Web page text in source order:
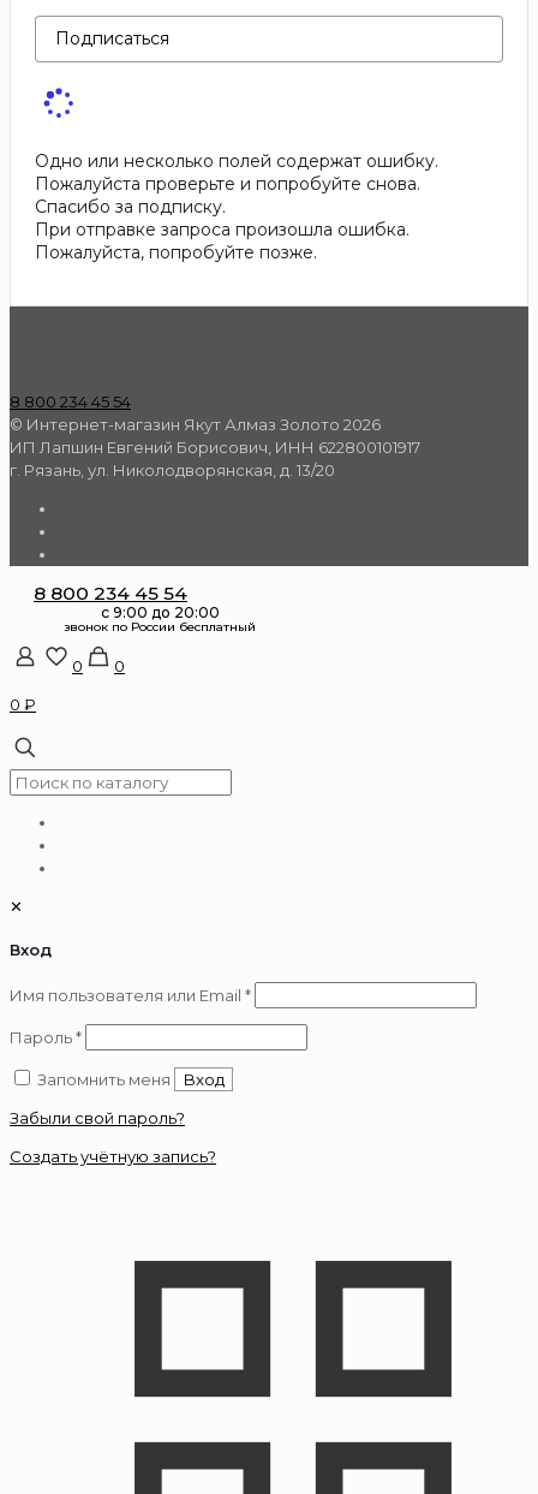
Подписаться
Одно или несколько полей содержат ошибку.
Пожалуйста проверьте и попробуйте снова.
Спасибо за подписку.
При отправке запроса произошла ошибка.
Пожалуйста, попробуйте позже.
8 800 234 45 54
© Интернет-магазин Якут Алмаз Золото 2026
ИП Лапшин Евгений Борисович, ИНН 622800101917
г. Рязань, ул. Николодворянская, д. 13/20
8 800 234 45 54
0
0
0 ₽
✕
Вход
Имя пользователя или Email *Обязательно
Пароль*Обязательно
Запомнить меня
Вход
Забыли свой пароль?
Создать учётную запись?